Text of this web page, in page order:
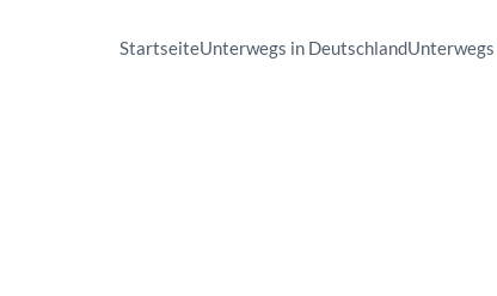
StartseiteUnterwegs in Deutschland